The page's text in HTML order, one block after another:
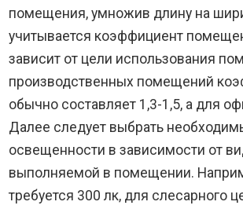
помещения, умножив длину на
учитывается коэффициент
зависит от цели использования
производственных помещений
обычно составляет 1,3-1,5, а для
Далее следует выбрать
освещенности в зависимости от
выполняемой в помещении.
требуется 300 лк, для слесарного